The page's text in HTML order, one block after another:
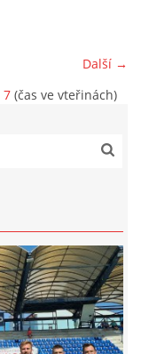
Další →
7 (čas ve vteřinách)